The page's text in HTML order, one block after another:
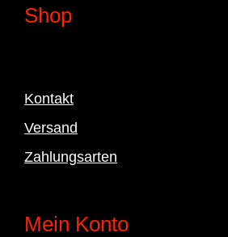
Shop
Kontakt
Versand
Zahlungsarten
Mein Konto